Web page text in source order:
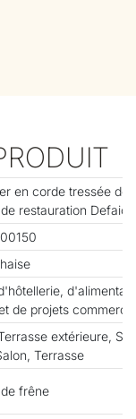
en corde tressée de
restauration Defaico
de projets
extérieure,
Terrasse
frêne